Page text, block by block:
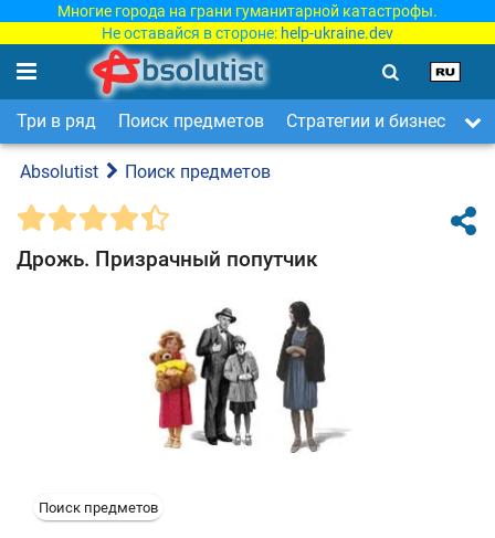
Многие города на грани гуманитарной катастрофы.
Не оставайся в стороне: help-ukraine.dev
Три в ряд Поиск предметов Стратегии и бизнес
Absolutist Поиск предметов
Дрожь. Призрачный попутчик
Поиск предметов